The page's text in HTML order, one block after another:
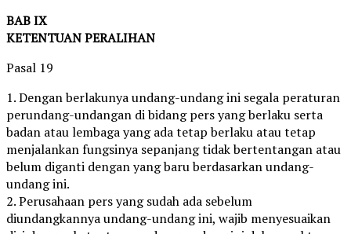
BAB IX
KETENTUAN PERALIHAN
Pasal 19
1. Dengan berlakunya undang-undang ini segala peraturan
perundang-undangan di bidang pers yang berlaku serta
badan atau lembaga yang ada tetap berlaku atau tetap
menjalankan fungsinya sepanjang tidak bertentangan atau
belum diganti dengan yang baru berdasarkan undang-
undang ini.
2. Perusahaan pers yang sudah ada sebelum
diundangkannya undang-undang ini, wajib menyesuaikan